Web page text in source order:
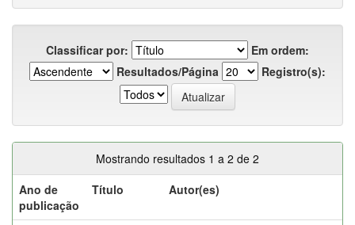
Classificar por:
Em ordem:
Resultados/Página
Registro(s):
Mostrando resultados 1 a 2 de 2
Ano de
publicação
Título Autor(es)